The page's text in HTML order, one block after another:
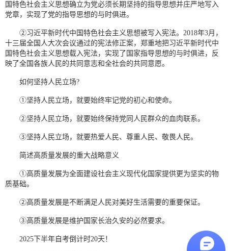
国特色社会主义思想确立为党必须长期坚持的指导思想并庄严地写入
党章，实现了党的指导思想的与时俱进。
②习近平新时代中国特色社会主义思想被写入宪法。2018年3月，
十三届全国人大次会议通过的宪法修正案，郑重地把习近平新时代中
国特色社会主义思想载入宪法，实现了国家指导思想的与时俱进，反
映了全国各族人民的共同意志和全社会的共同意愿。
如何坚持人民立场?
①坚持人民立场，就要始终牢记党的初心和使命。
②坚持人民立场，就要始终保持党同人民群众的血肉联系。
③坚持人民立场，就要热爱人民、尊重人民、敬畏人民。
简述高质量发展的重大战略意义
①高质量发展为全面建设社会主义现代化国家提供更为坚实的物
质基础。
②高质量发展是不断满足人民对美好生活需要的重要保证。
③高质量发展是维护国家长治久安的必然要求。
2025下半年自考倒计时20天！